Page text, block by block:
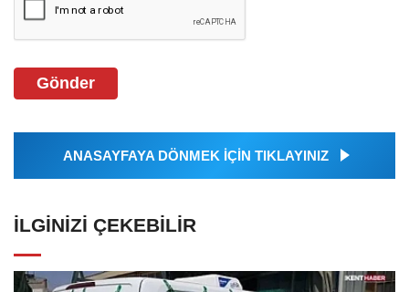
Gönder
ANASAYFAYA DÖNMEK İÇİN TIKLAYINIZ
İLGINIZI ÇEKEBILIR